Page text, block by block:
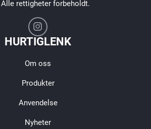
Alle rettigheter forbeholdt.
HURTIGLENK
Om oss
Produkter
Anvendelse
Nyheter